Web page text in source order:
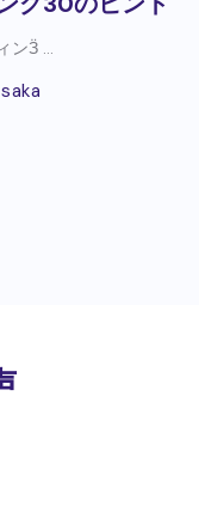
ンӞ ...